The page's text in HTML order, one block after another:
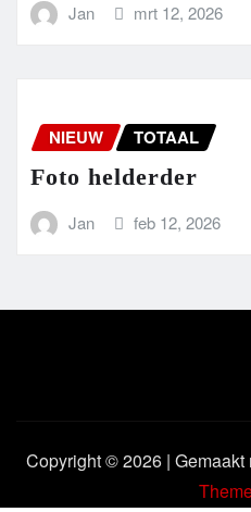
Jan mrt 12, 2026
NIEUW TOTAAL
Foto helderder
Jan feb 12, 2026
Copyright © 2026 | Gemaakt